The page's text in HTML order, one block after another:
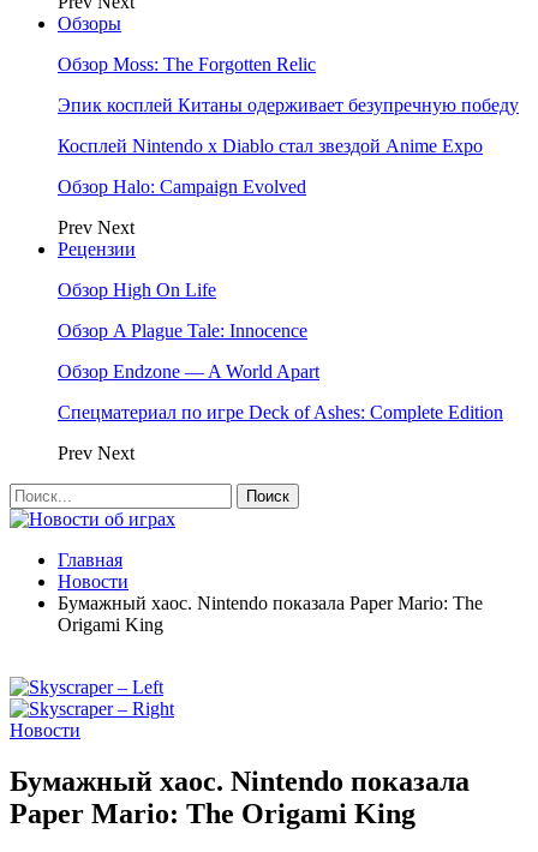
Обзоры
Обзор Moss: The Forgotten Relic
Эпик косплей Китаны одерживает безупречную победу
Косплей Nintendo x Diablo стал звездой Anime Expo
Обзор Halo: Campaign Evolved
Prev Next
Рецензии
Обзор High On Life
Обзор A Plague Tale: Innocence
Обзор Endzone — A World Apart
Спецматериал по игре Deck of Ashes: Complete Edition
Prev Next
Главная
Новости
Бумажный хаос. Nintendo показала Paper Mario: The
Origami King
Новости
Бумажный хаос. Nintendo показала
Paper Mario: The Origami King